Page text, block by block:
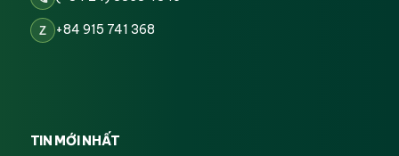
Z +84 915 741 368
TIN MỚI NHẤT